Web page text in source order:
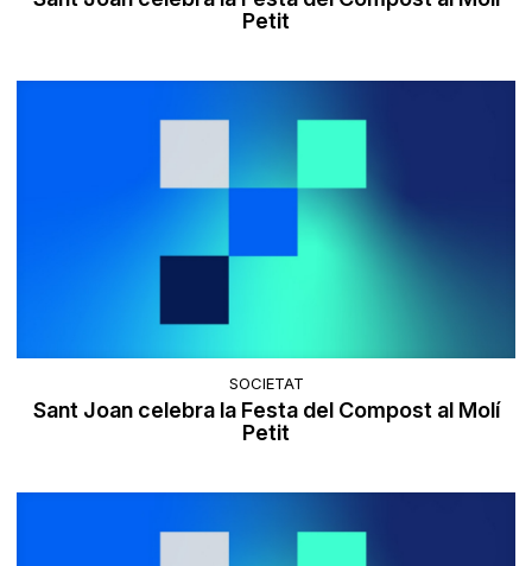
Petit
SOCIETAT
Sant Joan celebra la Festa del Compost al Molí
Petit